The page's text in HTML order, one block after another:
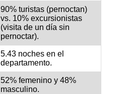
90% turistas (pernoctan)
vs. 10% excursionistas
(visita de un día sin
pernoctar).
5.43 noches en el
departamento.
52% femenino y 48%
masculino.